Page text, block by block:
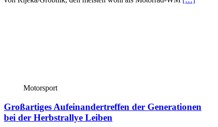
Motorsport
Großartiges Aufeinandertreffen der Generationen
bei der Herbstrallye Leiben